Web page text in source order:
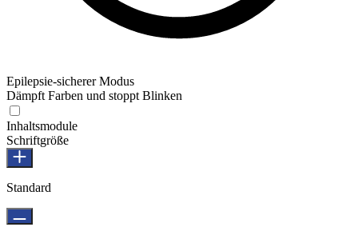
Epilepsie-sicherer Modus
Dämpft Farben und stoppt Blinken
Inhaltsmodule
Schriftgröße
Standard